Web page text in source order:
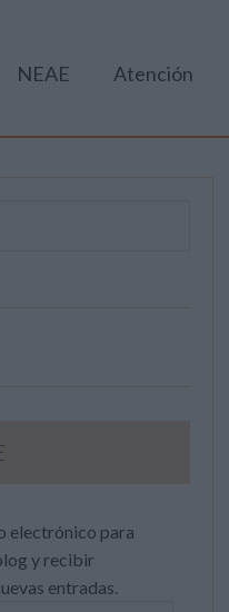
NEAE Atención
electrónico para
y recibir
entradas.